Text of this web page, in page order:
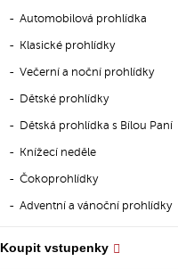
Automobilová prohlídka
Klasické prohlídky
Večerní a noční prohlídky
Dětské prohlídky
Dětská prohlídka s Bílou Paní
Knížecí neděle
Čokoprohlídky
Adventní a vánoční prohlídky
Koupit vstupenky